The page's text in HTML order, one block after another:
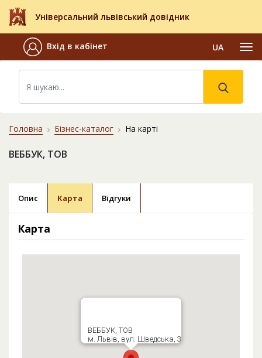
Універсальний львівський довідник
Вхід в кабінет UA
Головна Бізнес-каталог На карті
ВЕББУК, ТОВ
Опис Карта Відгуки
Карта
ВЕББУК, ТОВ
м. Львів, вул. Шведська, 3